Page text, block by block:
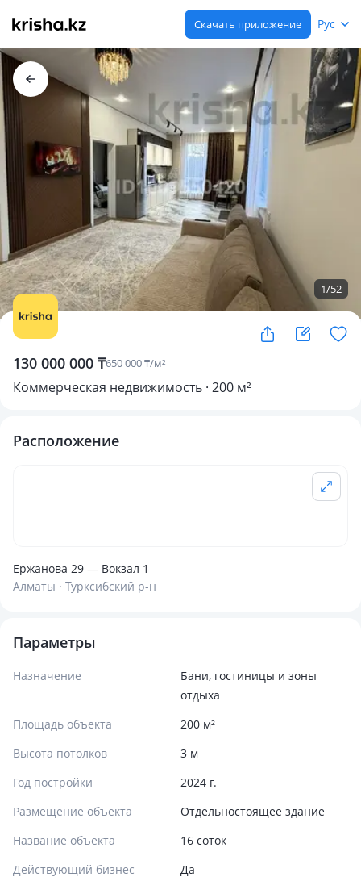
Скачать приложение Рус
1/52
130 000 000 ₸650 000 ₸/м²
Коммерческая недвижимость · 200 м²
Расположение
Ержанова 29 — Вокзал 1
Алматы · Турксибский р-н
Параметры
Назначение
Бани, гостиницы и зоны
отдыха
Площадь объекта
200 м²
Высота потолков
3 м
Год постройки
2024 г.
Размещение объекта
Отдельностоящее здание
Название объекта
16 соток
Действующий бизнес
Да